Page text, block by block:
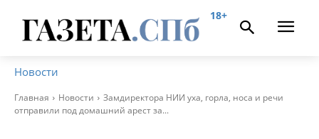
18+
Новости
Главная Новости
Замдиректора НИИ уха, горла, носа и речи
отправили под домашний арест за...